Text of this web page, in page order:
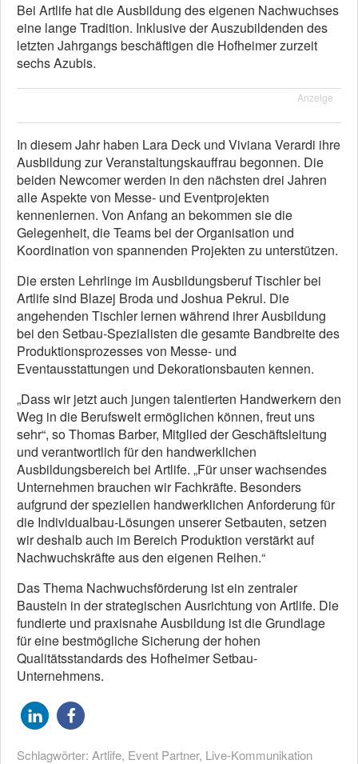
Bei Artlife hat die Ausbildung des eigenen Nachwuchses
eine lange Tradition. Inklusive der Auszubildenden des
letzten Jahrgangs beschäftigen die Hofheimer zurzeit
sechs Azubis.
Anzeige
In diesem Jahr haben Lara Deck und Viviana Verardi ihre
Ausbildung zur Veranstaltungskauffrau begonnen. Die
beiden Newcomer werden in den nächsten drei Jahren
alle Aspekte von Messe- und Eventprojekten
kennenlernen. Von Anfang an bekommen sie die
Gelegenheit, die Teams bei der Organisation und
Koordination von spannenden Projekten zu unterstützen.
Die ersten Lehrlinge im Ausbildungsberuf Tischler bei
Artlife sind Blazej Broda und Joshua Pekrul. Die
angehenden Tischler lernen während ihrer Ausbildung
bei den Setbau-Spezialisten die gesamte Bandbreite des
Produktionsprozesses von Messe- und
Eventausstattungen und Dekorationsbauten kennen.
„Dass wir jetzt auch jungen talentierten Handwerkern den
Weg in die Berufswelt ermöglichen können, freut uns
sehr“, so Thomas Barber, Mitglied der Geschäftsleitung
und verantwortlich für den handwerklichen
Ausbildungsbereich bei Artlife. „Für unser wachsendes
Unternehmen brauchen wir Fachkräfte. Besonders
aufgrund der speziellen handwerklichen Anforderung für
die Individualbau-Lösungen unserer Setbauten, setzen
wir deshalb auch im Bereich Produktion verstärkt auf
Nachwuchskräfte aus den eigenen Reihen.“
Das Thema Nachwuchsförderung ist ein zentraler
Baustein in der strategischen Ausrichtung von Artlife. Die
fundierte und praxisnahe Ausbildung ist die Grundlage
für eine bestmögliche Sicherung der hohen
Qualitätsstandards des Hofheimer Setbau-
Unternehmens.
Schlagwörter: Artlife, Event Partner, Live-Kommunikation